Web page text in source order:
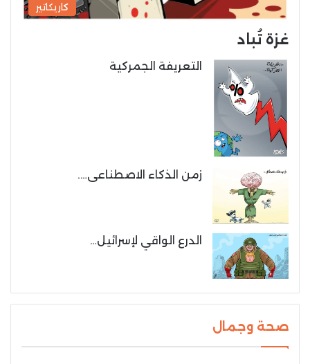
كاريكاتير
غزة تُباد
التعريفة الجمركية
زمن الذكاء الاصطناعى….
الدرع الواقي لإسرائيل…
صحة وجمال